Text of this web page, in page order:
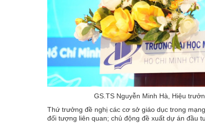
GS.TS Nguyễn Minh Hà, Hiệu
Thứ trưởng đề nghị các cơ sở giáo dục trong
đối tượng liên quan; chủ động đề xuất dự án đầu